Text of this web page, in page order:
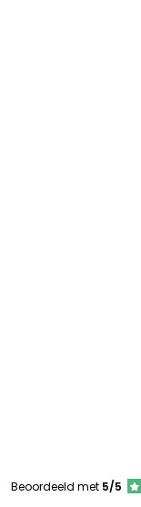
Beoordeeld met 5/5